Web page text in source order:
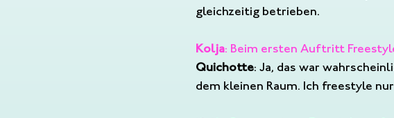
gleichzeitig betrieben.
Kolja: Beim ersten Auftritt
Quichotte: Ja, das war
dem kleinen Raum. Ich freestyle